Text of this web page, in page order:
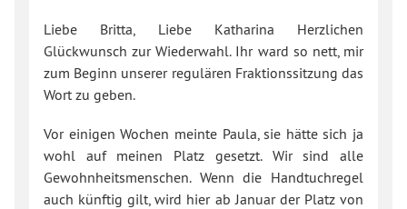
Liebe Britta, Liebe Katharina Herzlichen
Glückwunsch zur Wiederwahl. Ihr ward so nett, mir
zum Beginn unserer regulären Fraktionssitzung das
Wort zu geben.
Vor einigen Wochen meinte Paula, sie hätte sich ja
wohl auf meinen Platz gesetzt. Wir sind alle
Gewohnheitsmenschen. Wenn die Handtuchregel
auch künftig gilt, wird hier ab Januar der Platz von